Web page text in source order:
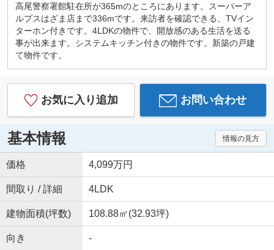
高尾警察署館駐在所が365mのところにあります。スーパーア
ルプスはざま店まで336mです。来訪者を確認できる、TVイン
ターホン付きです。4LDKの物件で、開放感のある生活を送る
事が出来ます。システムキッチン付きの物件です。新築の戸建
て物件です。
お気に入り追加 お問い合わせ
基本情報 情報の見方
価格 4,099万円
間取り / 詳細 4LDK
建物面積(坪数) 108.88㎡(32.93坪)
向き -